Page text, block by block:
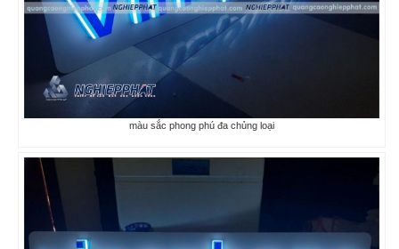
màu sắc phong phú đa chủng loại